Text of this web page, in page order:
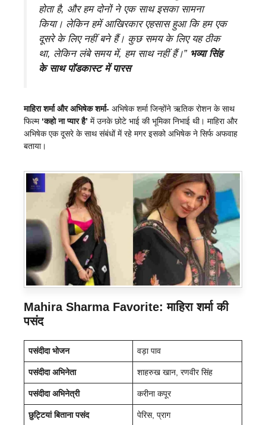
होता है, और हम दोनों ने एक साथ इसका सामना
किया। लेकिन हमें आखिरकार एहसास हुआ कि हम एक
दूसरे के लिए नहीं बने हैं। कुछ समय के लिए यह ठीक
था, लेकिन लंबे समय में, हम साथ नहीं हैं।” भव्या सिंह
के साथ पॉडकास्ट में पारस
माहिरा शर्मा और अभिषेक शर्मा- अभिषेक शर्मा जिन्होंने ऋतिक रोशन के साथ
फिल्म ‘कहो ना प्यार है’ में उनके छोटे भाई की भूमिका निभाई थी। माहिरा और
अभिषेक एक दूसरे के साथ संबंधों में रहे मगर इसको अभिषेक ने सिर्फ अफवाह
बताया।
Mahira Sharma Favorite: माहिरा शर्मा की
पसंद
पसंदीदा भोजन वड़ा पाव
पसंदीदा अभिनेता शाहरुख खान, रणवीर सिंह
पसंदीदा अभिनेत्री करीना कपूर
छुट्टियां बिताना पसंद पेरिस, प्राग